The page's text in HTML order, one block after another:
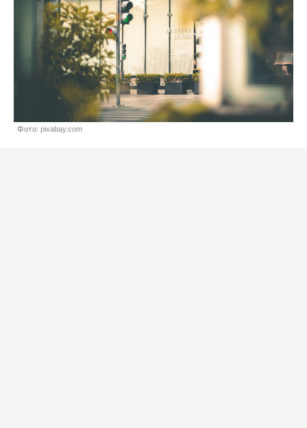
Фото: pixabay.com